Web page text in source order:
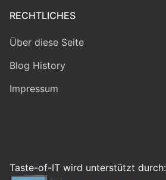
RECHTLICHES
Über diese Seite
Blog History
Impressum
Taste-of-IT wird unterstützt durch: